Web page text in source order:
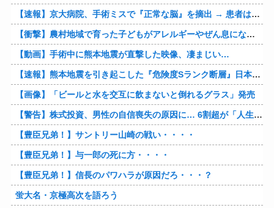
【速報】京大病院、手術ミスで『正常な脳』を摘出 → 患者は自発呼吸不可能な植物状態に
【衝撃】農村地域で育った子どもがアレルギーやぜん息になりにくい『農場効果』を引き起こす細菌が判明
【動画】手術中に熊本地震が直撃した映像、凄まじい…
【速報】熊本地震を引き起こした『危険度Sランク断層』日本のド真ん中に10カ所もあると判明
【画像】「ビールと水を交互に飲まないと倒れるグラス」発売
【警告】株式投資、男性の自信喪失の原因に… 6割超が「人生の敗者」自認
【豊臣兄弟！】サントリー山崎の戦い・・・・
【豊臣兄弟！】与一郎の死に方・・・・
【豊臣兄弟！】信長のパワハラが原因だろ・・・？
蛍大名・京極高次を語ろう